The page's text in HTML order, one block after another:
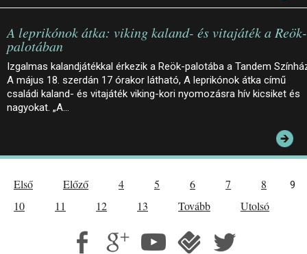
A leprikónok átka: viking kaland- és vitajáték a Reök-
palotában
Izgalmas kalandjátékkal érkezik a Reök-palotába a Tandem
A május 18. szerdán 17 órakor látható, A leprikónok átka című
családi kaland- és vitajáték viking-kori nyomozásra hív kicsiket és
nagyokat. „A…
Első Előző 4 5 6 7 8 9
10 11 12 13 Tovább Utolsó